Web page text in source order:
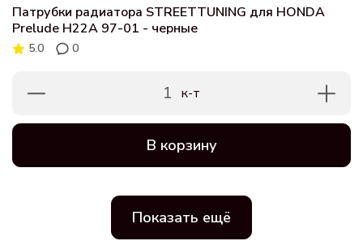
Патрубки радиатора STREETTUNING для HONDA
Prelude H22A 97-01 - черные
5.0 0
1 к-т
В корзину
Показать ещё